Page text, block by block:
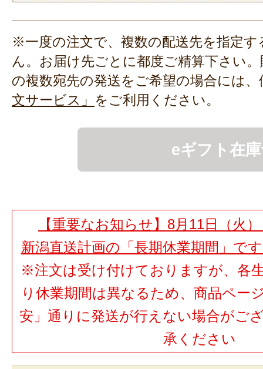
※一度の注文で、複数の配送先を指定
ん。お届け先ごとに都度ご精算下さい
の複数宛先の発送をご希望の場合には、
文サービス」 をご利用ください。
eギフト在
【重要なお知らせ】8月11日（火
新潟直送計画の「長期休業期間」で
※注文は受け付けておりますが、各
り休業期間は異なるため、商品ペー
安」通りに発送が行えない場合がご
承ください